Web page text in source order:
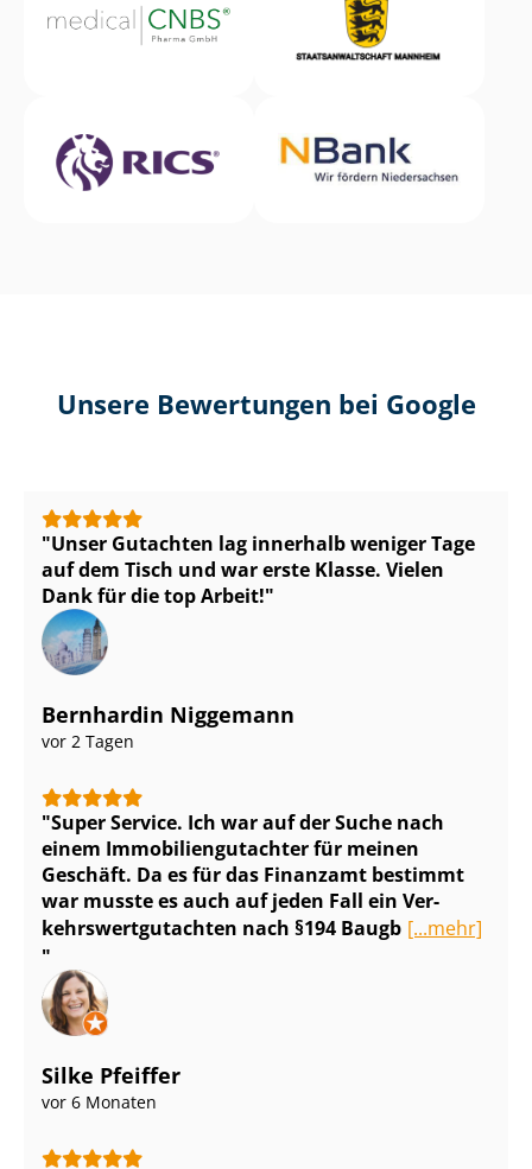
Unsere Bewertungen bei Google
Unser Gutachten lag innerhalb weniger Tage
auf dem Tisch und war erste Klasse. Vielen
Dank für die top Arbeit!
Bernhardin Niggemann
vor 2 Tagen
Super Service. Ich war auf der Suche nach
einem Im­mo­bi­li­en­gut­ach­ter für meinen
Geschäft. Da es für das Finanzamt bestimmt
war musste es auch auf jeden Fall ein Ver­
kehrs­wert­gut­ach­ten nach §194 Baugb [...mehr]
Silke Pfeiffer
vor 6 Monaten